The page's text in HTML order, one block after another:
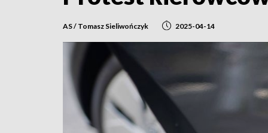
AS / Tomasz Sieliwończyk 2025-04-14